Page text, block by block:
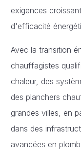
exigences
d'efficacité
Avec la transition
chauffagistes
chaleur, des
des planchers
grandes villes, en
dans des
avancées en